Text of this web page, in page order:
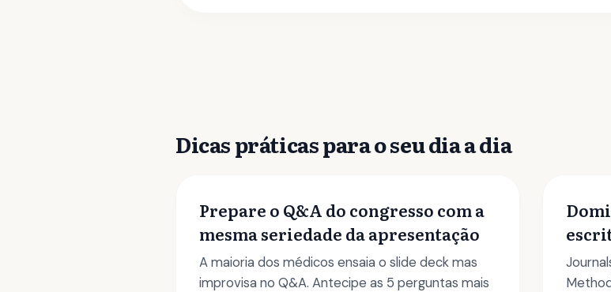
Dicas práticas para o seu dia a dia
Prepare o Q&A do congresso com a
mesma seriedade da apresentação
A maioria dos médicos ensaia o slide deck mas
improvisa no Q&A. Antecipe as 5 perguntas mais